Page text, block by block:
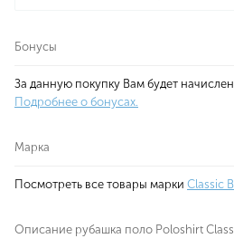
Бонусы
За данную покупку Вам будет
Подробнее о бонусах.
Марка
Посмотреть все товары марки Classic
Описание рубашка поло Poloshirt